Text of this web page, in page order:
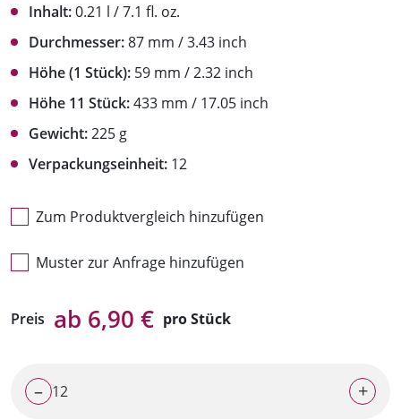
Inhalt:0.21 l / 7.1 fl. oz.
Durchmesser:87 mm / 3.43 inch
Höhe (1 Stück): 59 mm / 2.32 inch
Höhe 11 Stück:433 mm / 17.05 inch
Gewicht:225 g
Verpackungseinheit: 12
Zum Produktvergleich hinzufügen
Muster zur Anfrage hinzufügen
Preis ab 6,90 € pro Stück
– +